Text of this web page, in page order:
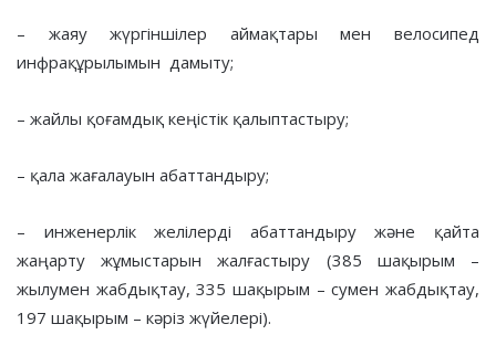
– жаяу жүргіншілер аймақтары мен велосипед
инфрақұрылымын дамыту;
– жайлы қоғамдық кеңістік қалыптастыру;
– қала жағалауын абаттандыру;
– инженерлік желілерді абаттандыру және қайта
жаңарту жұмыстарын жалғастыру (385 шақырым –
жылумен жабдықтау, 335 шақырым – сумен жабдықтау,
197 шақырым – кәріз жүйелері).